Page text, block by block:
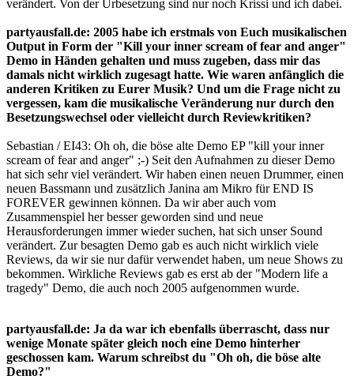
verändert. Von der Urbesetzung sind nur noch Krissi und ich dabei.
partyausfall.de: 2005 habe ich erstmals von Euch musikalischen
Output in Form der "Kill your inner scream of fear and anger"
Demo in Händen gehalten und muss zugeben, dass mir das
damals nicht wirklich zugesagt hatte. Wie waren anfänglich die
anderen Kritiken zu Eurer Musik? Und um die Frage nicht zu
vergessen, kam die musikalische Veränderung nur durch den
Besetzungswechsel oder vielleicht durch Reviewkritiken?
Sebastian / EI43: Oh oh, die böse alte Demo EP "kill your inner
scream of fear and anger" ;-) Seit den Aufnahmen zu dieser Demo
hat sich sehr viel verändert. Wir haben einen neuen Drummer, einen
neuen Bassmann und zusätzlich Janina am Mikro für END IS
FOREVER gewinnen können. Da wir aber auch vom
Zusammenspiel her besser geworden sind und neue
Herausforderungen immer wieder suchen, hat sich unser Sound
verändert. Zur besagten Demo gab es auch nicht wirklich viele
Reviews, da wir sie nur dafür verwendet haben, um neue Shows zu
bekommen. Wirkliche Reviews gab es erst ab der "Modern life a
tragedy" Demo, die auch noch 2005 aufgenommen wurde.
partyausfall.de: Ja da war ich ebenfalls überrascht, dass nur
wenige Monate später gleich noch eine Demo hinterher
geschossen kam. Warum schreibst du "Oh oh, die böse alte
Demo?"